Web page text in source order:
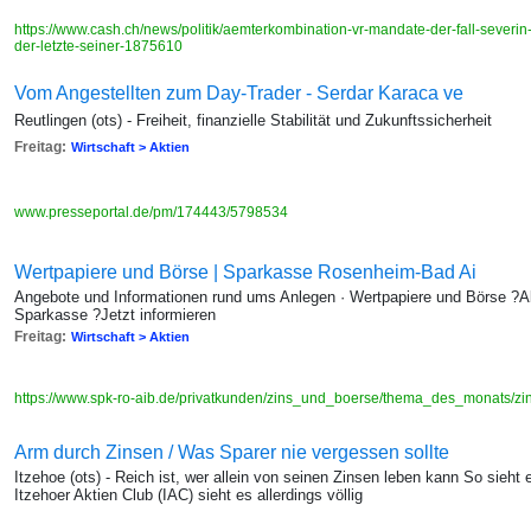
https://www.cash.ch/news/politik/aemterkombination-vr-mandate-der-fall-
der-letzte-seiner-1875610
Vom Angestellten zum Day-Trader - Serdar Karaca ve
Reutlingen (ots) - Freiheit, finanzielle Stabilität und Zukunftssicherheit
Freitag: Wirtschaft > Aktien
www.presseportal.de/pm/174443/5798534
Wertpapiere und Börse | Sparkasse Rosenheim-Bad Ai
Angebote und Informationen rund ums Anlegen · Wertpapiere und Börse
Sparkasse ?Jetzt informieren
Freitag: Wirtschaft > Aktien
https://www.spk-ro-aib.de/privatkunden/zins_und_boerse/thema_des_monats/
Arm durch Zinsen / Was Sparer nie vergessen sollte
Itzehoe (ots) - Reich ist, wer allein von seinen Zinsen leben kann So sieht
Itzehoer Aktien Club (IAC) sieht es allerdings völlig